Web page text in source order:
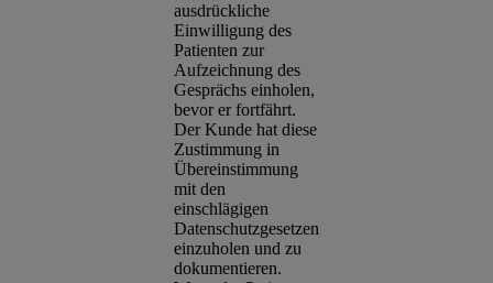
ausdrückliche
Einwilligung des
Patienten zur
Aufzeichnung des
Gesprächs einholen,
bevor er fortfährt.
Der Kunde hat diese
Zustimmung in
Übereinstimmung
mit den
einschlägigen
Datenschutzgesetzen
einzuholen und zu
dokumentieren.